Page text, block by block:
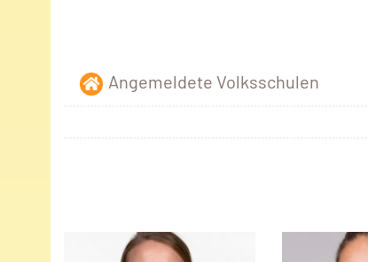
Angemeldete Volksschulen